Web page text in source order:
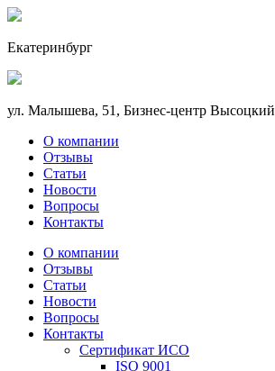
Екатеринбург
ул. Малышева, 51, Бизнес-центр Высоцкий
О компании
Отзывы
Статьи
Новости
Вопросы
Контакты
О компании
Отзывы
Статьи
Новости
Вопросы
Контакты
Сертификат ИСО
ISO 9001